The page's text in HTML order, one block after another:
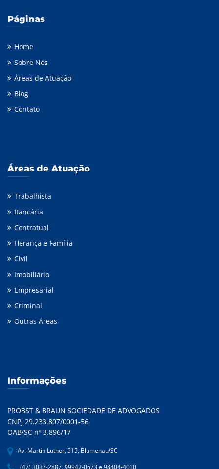
Páginas
Home
Sobre Nós
Áreas de Atuação
Blog
Contato
Áreas de Atuação
Trabalhista
Bancária
Contratual
Herança e Família
Civil
Imobiliário
Empresarial
Criminal
Outras Áreas
Informações
PROBST & BRAUN SOCIEDADE DE ADVOGADOS
CNPJ 29.233.807/0001-56
OAB/SC nº 3.896/17
Av. Martin Luther, 515, Blumenau/SC
(47) 3037-2887, 99942-0673 e 98404-4010